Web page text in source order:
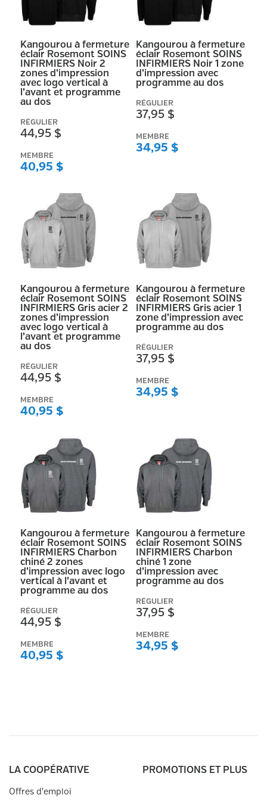
Kangourou à fermeture
éclair Rosemont SOINS
INFIRMIERS Noir 2
zones d’impression
avec logo vertical à
l’avant et programme
au dos
RÉGULIER
44,95 $
MEMBRE
40,95 $
Kangourou à fermeture
éclair Rosemont SOINS
INFIRMIERS Noir 1 zone
d’impression avec
programme au dos
RÉGULIER
37,95 $
MEMBRE
34,95 $
Kangourou à fermeture
éclair Rosemont SOINS
INFIRMIERS Gris acier 2
zones d’impression
avec logo vertical à
l’avant et programme
au dos
RÉGULIER
44,95 $
MEMBRE
40,95 $
Kangourou à fermeture
éclair Rosemont SOINS
INFIRMIERS Gris acier 1
zone d’impression avec
programme au dos
RÉGULIER
37,95 $
MEMBRE
34,95 $
Kangourou à fermeture
éclair Rosemont SOINS
INFIRMIERS Charbon
chiné 2 zones
d’impression avec logo
vertical à l’avant et
programme au dos
RÉGULIER
44,95 $
MEMBRE
40,95 $
Kangourou à fermeture
éclair Rosemont SOINS
INFIRMIERS Charbon
chiné 1 zone
d’impression avec
programme au dos
RÉGULIER
37,95 $
MEMBRE
34,95 $
LA COOPÉRATIVE
Offres d'emploi
PROMOTIONS ET PLUS